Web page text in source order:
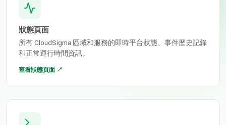
狀態頁面
所有 CloudSigma 區域和服務的即時平台狀態、事件歷史記錄
和正常運行時間資訊。
查看狀態頁面 ↗